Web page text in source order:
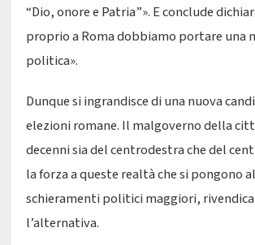
“Dio, onore e Patria”». E conclude
proprio a Roma dobbiamo portare una
politica».
Dunque si ingrandisce di una nuova
elezioni romane. Il malgoverno della
decenni sia del centrodestra che del
la forza a queste realtà che si pongono
schieramenti politici maggiori,
l’alternativa.